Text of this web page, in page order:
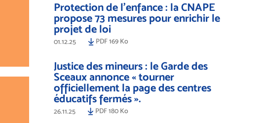
Protection de l’enfance : la CNAPE
propose 73 mesures pour enrichir le
projet de loi
01.12.25 PDF 169 Ko
Justice des mineurs : le Garde des
Sceaux annonce « tourner
officiellement la page des centres
éducatifs fermés ».
26.11.25 PDF 180 Ko